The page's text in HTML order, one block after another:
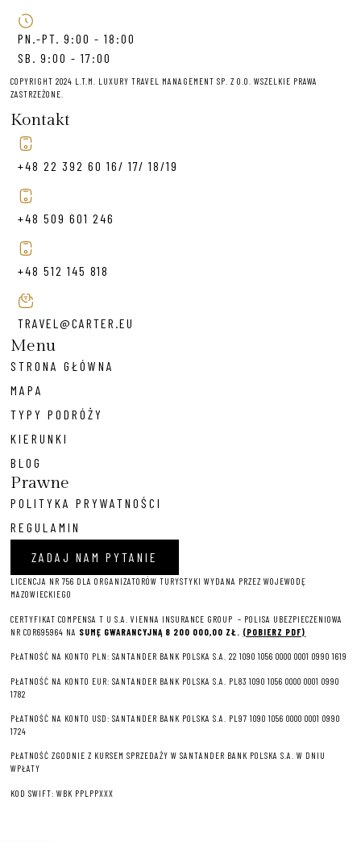
PN.-PT. 9:00 - 18:00
SB. 9:00 - 17:00
COPYRIGHT 2024 L.T.M. LUXURY TRAVEL MANAGEMENT SP. Z O.O. WSZELKIE PRAWA
ZASTRZEŻONE.
Kontakt
+48 22 392 60 16/ 17/ 18/19
+48 509 601 246
+48 512 145 818
TRAVEL@CARTER.EU
Menu
STRONA GŁÓWNA
MAPA
TYPY PODRÓŻY
KIERUNKI
BLOG
Prawne
POLITYKA PRYWATNOŚCI
REGULAMIN
ZADAJ NAM PYTANIE
LICENCJA NR 756 DLA ORGANIZATORÓW TURYSTYKI WYDANA PRZEZ WOJEWODĘ
MAZOWIECKIEGO
CERTYFIKAT COMPENSA T U S.A. VIENNA INSURANCE GROUP – POLISA UBEZPIECZENIOWA
NR COR695964 NA SUMĘ GWARANCYJNĄ 8 200 000,00 ZŁ. (POBIERZ PDF)
PŁATNOŚĆ NA KONTO PLN: SANTANDER BANK POLSKA S.A. 22 1090 1056 0000 0001 0990 1619
PŁATNOŚĆ NA KONTO EUR: SANTANDER BANK POLSKA S.A. PL83 1090 1056 0000 0001 0990
1782
PŁATNOŚĆ NA KONTO USD: SANTANDER BANK POLSKA S.A. PL97 1090 1056 0000 0001 0990
1724
PŁATNOŚĆ ZGODNIE Z KURSEM SPRZEDAŻY W SANTANDER BANK POLSKA S.A. W DNIU
WPŁATY
KOD SWIFT: WBK PPLPPXXX